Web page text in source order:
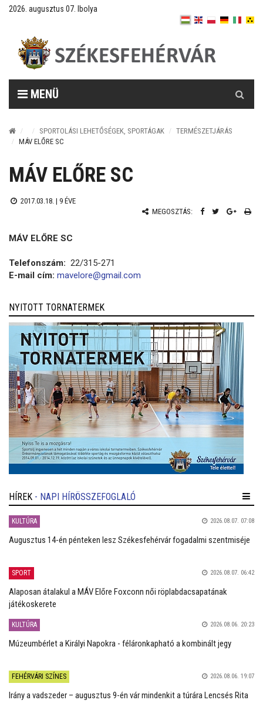
2026. augusztus 07. Ibolya
MENÜ
SPORTOLÁSI LEHETŐSÉGEK, SPORTÁGAK
TERMÉSZETJÁRÁS
MÁV ELŐRE SC
MÁV ELŐRE SC
2017.03.18. | 9 ÉVE
MEGOSZTÁS:
MÁV ELŐRE SC
Telefonszám: 22/315-271
E-mail cím: mavelore@gmail.com
NYITOTT TORNATERMEK
HÍREK - NAPI HÍRÖSSZEFOGLALÓ
KULTÚRA 2026.08.07. 07:08
Augusztus 14-én pénteken lesz Székesfehérvár fogadalmi szentmiséje
SPORT 2026.08.07. 06:42
Alaposan átalakul a MÁV Előre Foxconn női röplabdacsapatának
játékoskerete
KULTÚRA 2026.08.06. 20:23
Múzeumbérlet a Királyi Napokra - féláronkapható a kombinált jegy
FEHÉRVÁRI SZÍNES 2026.08.06. 19:07
Irány a vadszeder – augusztus 9-én vár mindenkit a túrára Lencsés Rita